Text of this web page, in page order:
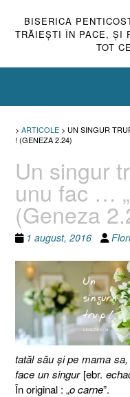
BISERICA
TRĂIEŞTI ÎN PACE, ŞI
TOT
> ARTICOLE > UN SINGUR
! (GENEZA 2.24)
Un singur
unu fac …
(Geneza
1 august, 2016
tatăl său şi pe mama
face un singur[ebr.
În original : „o carne”.